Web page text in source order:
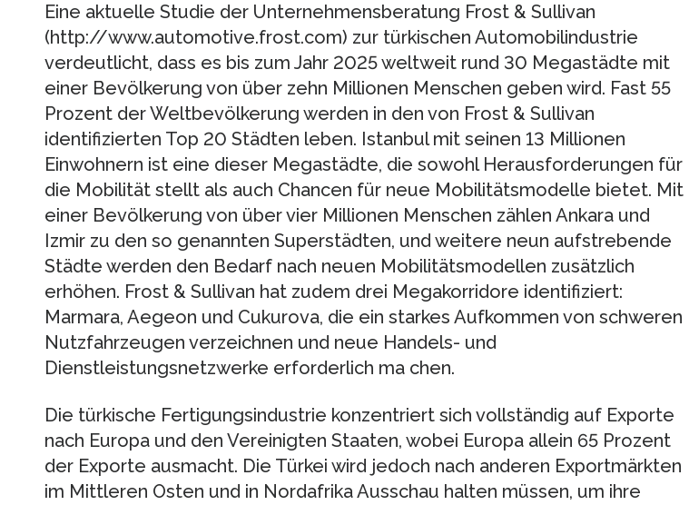
Eine aktuelle Studie der Unternehmensberatung Frost & Sullivan
(http://www.automotive.frost.com) zur türkischen Automobilindustrie
verdeutlicht, dass es bis zum Jahr 2025 weltweit rund 30 Megastädte mit
einer Bevölkerung von über zehn Millionen Menschen geben wird. Fast 55
Prozent der Weltbevölkerung werden in den von Frost & Sullivan
identifizierten Top 20 Städten leben. Istanbul mit seinen 13 Millionen
Einwohnern ist eine dieser Megastädte, die sowohl Herausforderungen für
die Mobilität stellt als auch Chancen für neue Mobilitätsmodelle bietet. Mit
einer Bevölkerung von über vier Millionen Menschen zählen Ankara und
Izmir zu den so genannten Superstädten, und weitere neun aufstrebende
Städte werden den Bedarf nach neuen Mobilitätsmodellen zusätzlich
erhöhen. Frost & Sullivan hat zudem drei Megakorridore identifiziert:
Marmara, Aegeon und Cukurova, die ein starkes Aufkommen von schweren
Nutzfahrzeugen verzeichnen und neue Handels- und
Dienstleistungsnetzwerke erforderlich ma chen.
Die türkische Fertigungsindustrie konzentriert sich vollständig auf Exporte
nach Europa und den Vereinigten Staaten, wobei Europa allein 65 Prozent
der Exporte ausmacht. Die Türkei wird jedoch nach anderen Exportmärkten
im Mittleren Osten und in Nordafrika Ausschau halten müssen, um ihre